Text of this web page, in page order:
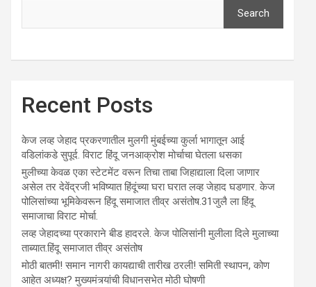
Search
Recent Posts
केज लव्ह जेहाद प्रकरणातील मुलगी मुंबईच्या कुर्ला भागातून आई
वडिलांकडे सुपूर्द. विराट हिंदू जनआक्रोश मोर्चाचा घेतला धसका
मुलीच्या केवळ एका स्टेटमेंट वरून तिचा ताबा जिहाद्याला दिला जाणार
असेल तर देवेंद्रजी भविष्यात हिंदूंच्या घरा घरात लव्ह जेहाद घडणार. केज
पोलिसांच्या भूमिकेवरून हिंदू समाजात तीव्र असंतोष.31जुलै ला हिंदू
समाजाचा विराट मोर्चा.
लव्ह जेहादच्या प्रकाराने बीड हादरले. केज पोलिसांनी मुलीला दिले मुलाच्या
ताब्यात.हिंदू समाजात तीव्र असंतोष
मोठी बातमी! समान नागरी कायद्याची तारीख ठरली! समिती स्थापन, कोण
आहेत अध्यक्ष? मुख्यमंत्र्यांची विधानसभेत मोठी घोषणी